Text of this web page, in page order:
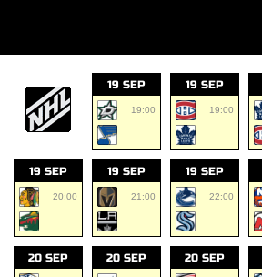
19 SEP
19:00
19 SEP
19:00
19 SEP
20:00
19 SEP
21:00
19 SEP
22:00
20 SEP 20 SEP 20 SEP